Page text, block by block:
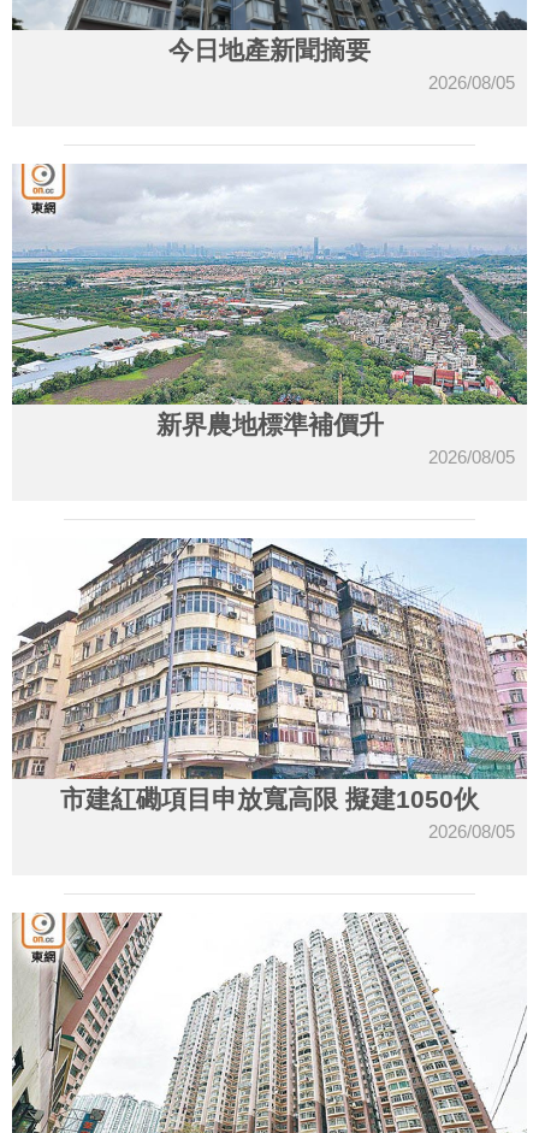
今日地產新聞摘要
2026/08/05
新界農地標準補價升
2026/08/05
市建紅磡項目申放寬高限 擬建1050伙
2026/08/05